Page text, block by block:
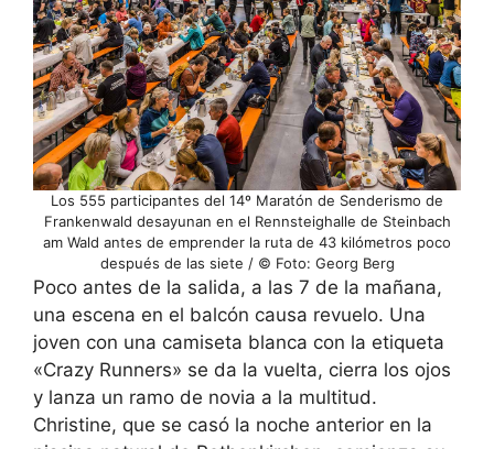
Los 555 participantes del 14º Maratón de Senderismo de
Frankenwald desayunan en el Rennsteighalle de Steinbach
am Wald antes de emprender la ruta de 43 kilómetros poco
después de las siete / © Foto: Georg Berg
Poco antes de la salida, a las 7 de la mañana,
una escena en el balcón causa revuelo. Una
joven con una camiseta blanca con la etiqueta
«Crazy Runners» se da la vuelta, cierra los ojos
y lanza un ramo de novia a la multitud.
Christine, que se casó la noche anterior en la